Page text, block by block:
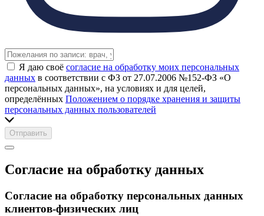
Я даю своё согласие на обработку моих персональных
данных в соответствии с ФЗ от 27.07.2006 №152-ФЗ «О
персональных данных», на условиях и для целей,
определённых Положением о порядке хранения и защиты
персональных данных пользователей
Отправить
Согласие на обработку данных
Согласие на обработку персональных данных
клиентов-физических лиц